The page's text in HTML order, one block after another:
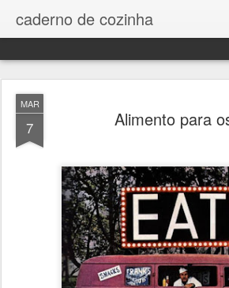
caderno de cozinha
MAR
7 Alimento para